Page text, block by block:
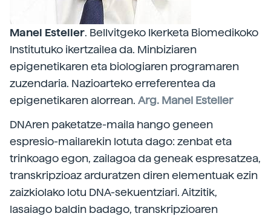
Manel Esteller. Bellvitgeko Ikerketa Biomedikoko
Institutuko ikertzailea da. Minbiziaren
epigenetikaren eta biologiaren programaren
zuzendaria. Nazioarteko erreferentea da
epigenetikaren alorrean. Arg. Manel Esteller
DNAren paketatze-maila hango geneen
espresio-mailarekin lotuta dago: zenbat eta
trinkoago egon, zailagoa da geneak espresatzea,
transkripzioaz arduratzen diren elementuak ezin
zaizkiolako lotu DNA-sekuentziari. Aitzitik,
lasaiago baldin badago, transkripzioaren